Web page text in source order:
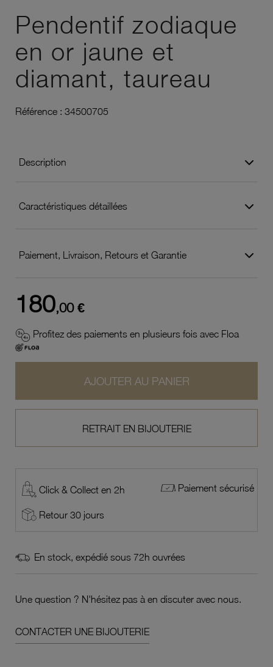
Pendentif zodiaque
en or jaune et
diamant, taureau
Référence : 34500705
Description
Caractéristiques détaillées
Paiement, Livraison, Retours et Garantie
180,00 €
Profitez des paiements en plusieurs fois avec Floa
AJOUTER AU PANIER
RETRAIT EN BIJOUTERIE
Click & Collect en 2h Paiement sécurisé
Retour 30 jours
En stock, expédié sous 72h ouvrées
Une question ? N'hésitez pas à en discuter avec nous.
CONTACTER UNE BIJOUTERIE